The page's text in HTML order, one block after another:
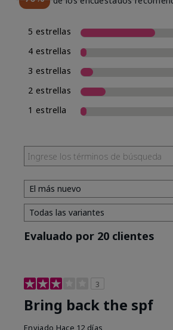
5 estrellas
4 estrellas
3 estrellas
2 estrellas
1 estrella
Evaluado por 20 clientes
3
Bring back the spf
Enviado Hace 12 días